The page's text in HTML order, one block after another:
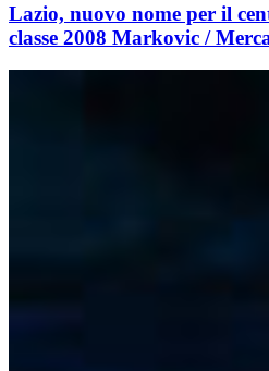
Lazio, nuovo nome per il
classe 2008 Markovic /